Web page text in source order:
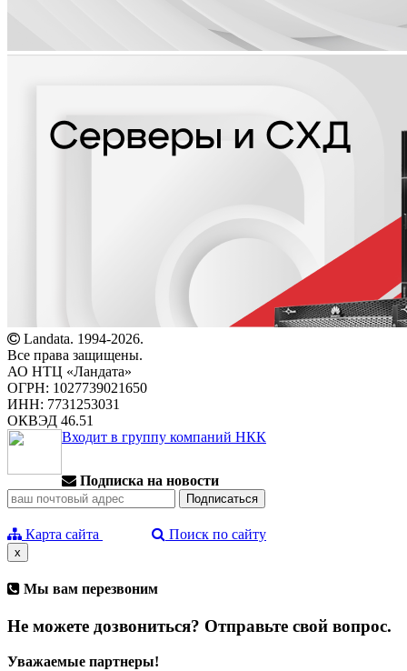
Landata. 1994-2026.
Все права защищены.
АО НТЦ «Ландата»
ОГРН: 1027739021650
ИНН: 7731253031
ОКВЭД 46.51
Входит в группу компаний НКК
Подписка на новости
Карта сайта Поиск по сайту
x
Мы вам перезвоним
Не можете дозвониться? Отправьте свой вопрос.
Уважаемые партнеры!